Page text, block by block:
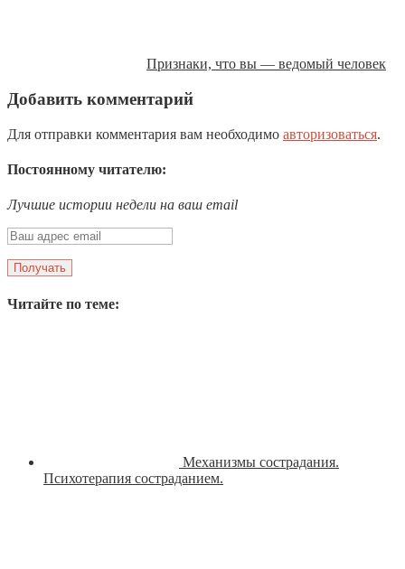
Признаки, что вы — ведомый человек
Добавить комментарий
Для отправки комментария вам необходимо авторизоваться.
Постоянному читателю:
Лучшие истории недели на ваш email
Читайте по теме:
Механизмы сострадания.
Психотерапия состраданием.